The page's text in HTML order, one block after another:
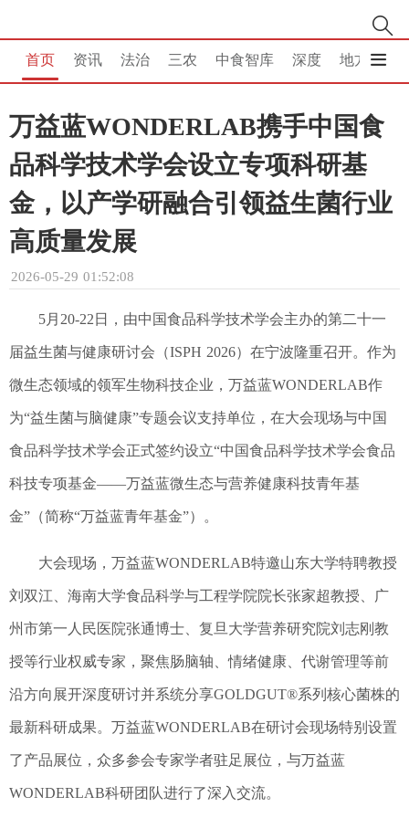
首页 资讯 法治 三农 中食智库 深度 地方
万益蓝WONDERLAB携手中国食
品科学技术学会设立专项科研基
金，以产学研融合引领益生菌行业
高质量发展
2026-05-29 01:52:08
5月20-22日，由中国食品科学技术学会主办的第二十一
届益生菌与健康研讨会（ISPH 2026）在宁波隆重召开。作为
微生态领域的领军生物科技企业，万益蓝WONDERLAB作
为“益生菌与脑健康”专题会议支持单位，在大会现场与中国
食品科学技术学会正式签约设立“中国食品科学技术学会食品
科技专项基金——万益蓝微生态与营养健康科技青年基
金”（简称“万益蓝青年基金”）。
大会现场，万益蓝WONDERLAB特邀山东大学特聘教授
刘双江、海南大学食品科学与工程学院院长张家超教授、广
州市第一人民医院张通博士、复旦大学营养研究院刘志刚教
授等行业权威专家，聚焦肠脑轴、情绪健康、代谢管理等前
沿方向展开深度研讨并系统分享GOLDGUT®系列核心菌株的
最新科研成果。万益蓝WONDERLAB在研讨会现场特别设置
了产品展位，众多参会专家学者驻足展位，与万益蓝
WONDERLAB科研团队进行了深入交流。